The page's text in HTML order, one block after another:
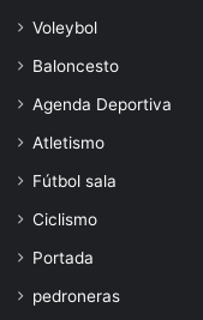
Voleybol
Baloncesto
Agenda Deportiva
Atletismo
Fútbol sala
Ciclismo
Portada
pedroneras